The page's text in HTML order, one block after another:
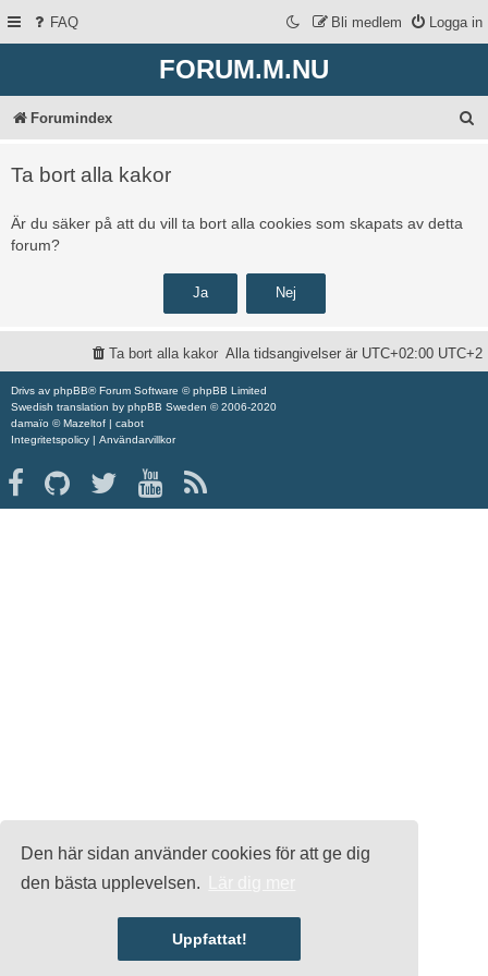
Den här sidan använder cookies för att ge dig
den bästa upplevelsen.
Uppfattat!
FAQ Logga in
Bli medlem
FORUM.M.NU
Forumindex
Ta bort alla kakor
Är du säker på att du vill ta bort alla cookies som skapats av detta
forum?
Alla tidsangivelser är UTC+02:00 UTC+2
Ta bort alla kakor
Drivs av phpBB® Forum Software © phpBB Limited
Swedish translation by phpBB Sweden © 2006-2020
damaïo ©Mazeltof | cabot
Integritetspolicy | Användarvillkor